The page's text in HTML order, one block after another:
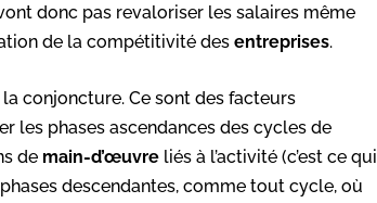
donc pas revaloriser les salaires même
de la compétitivité des entreprises.
conjoncture. Ce sont des facteurs
les phases ascendances des cycles de
de main-d’œuvre liés à l’activité (c’est ce qui
descendantes, comme tout cycle, où